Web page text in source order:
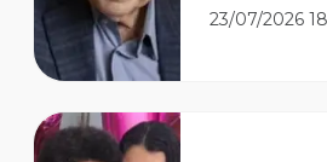
23/07/2026